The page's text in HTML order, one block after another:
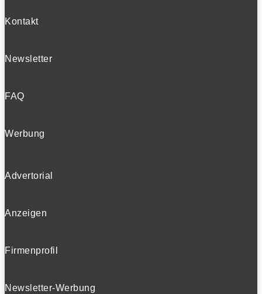
Kontakt
Newsletter
FAQ
Werbung
Advertorial
Anzeigen
Firmenprofil
Newsletter-Werbung